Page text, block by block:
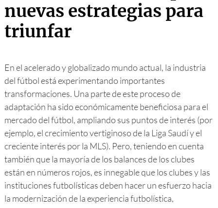
nuevas estrategias para
triunfar
En el acelerado y globalizado mundo actual, la industria
del fútbol está experimentando importantes
transformaciones. Una parte de este proceso de
adaptación ha sido económicamente beneficiosa para el
mercado del fútbol, ampliando sus puntos de interés (por
ejemplo, el crecimiento vertiginoso de la Liga Saudí y el
creciente interés por la MLS). Pero, teniendo en cuenta
también que la mayoría de los balances de los clubes
están en números rojos, es innegable que los clubes y las
instituciones futbolísticas deben hacer un esfuerzo hacia
la modernización de la experiencia futbolística,